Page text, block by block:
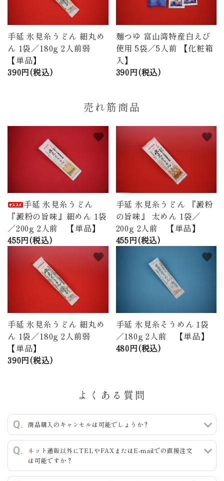
手延 氷見糸うどん 細丸め
ん 1袋／180g 2人前弱
【単品】
390円(税込)
麺つゆ 富山湾特産白えび
使用 5袋／5人前 【化粧箱
入】
390円(税込)
売れ筋商品
手延 氷見糸うどん
『澱粉の旨味』細めん 1袋
／200g 2人前 【単品】
455円(税込)
favorite
手延 氷見糸うどん 『澱粉
の旨味』 太めん 1袋／
200g 2人前 【単品】
455円(税込)
favorite
手延 氷見糸うどん 細丸め
ん 1袋／180g 2人前弱
【単品】
390円(税込)
favorite
手延 氷見糸そうめん 1袋
／180g 2人前 【単品】
480円(税込)
favorite
よくある質問
商品購入のキャンセルは可能でしょうか？
ネット通販以外にTELやFAXまたはE-mailでの直接注文
は可能ですか？